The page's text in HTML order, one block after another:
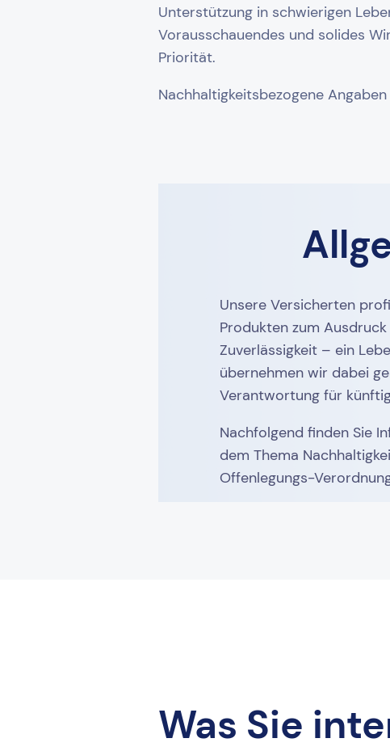
Unterstützung in schwierigen
Vorausschauendes und solides
Priorität.
Nachhaltigkeitsbezogene
Unsere Versicherten
Produkten zum
Zuverlässigkeit – ein
übernehmen wir dabei
Verantwortung für
Nachfolgend finden Sie
dem Thema
Offenlegungs-
Was Sie